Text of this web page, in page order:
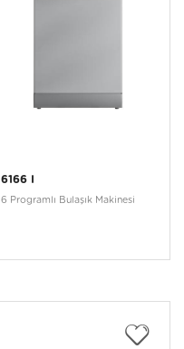
6166 I
6 Programlı Bulaşık Makinesi